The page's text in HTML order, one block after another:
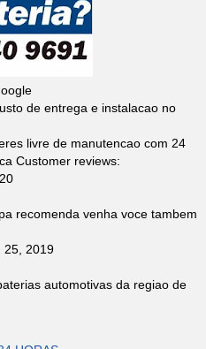
de entrega e instalacao no
livre de manutencao com 24
Customer reviews:
recomenda venha voce tambem
25, 2019
automotivas da regiao de